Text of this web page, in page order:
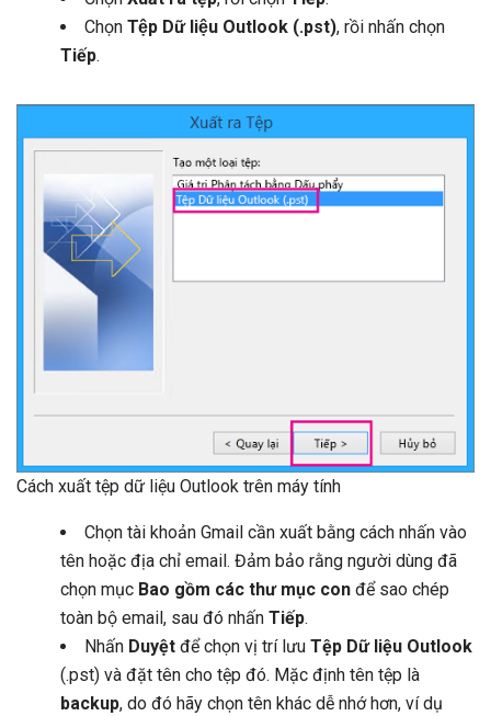
Chọn Tệp Dữ liệu Outlook (.pst), rồi nhấn chọn
Tiếp.
Cách xuất tệp dữ liệu Outlook trên máy tính
Chọn tài khoản Gmail cần xuất bằng cách nhấn vào
tên hoặc địa chỉ email. Đảm bảo rằng người dùng đã
chọn mục Bao gồm các thư mục con để sao chép
toàn bộ email, sau đó nhấn Tiếp.
Nhấn Duyệt để chọn vị trí lưu Tệp Dữ liệu Outlook
(.pst) và đặt tên cho tệp đó. Mặc định tên tệp là
backup, do đó hãy chọn tên khác dễ nhớ hơn, ví dụ